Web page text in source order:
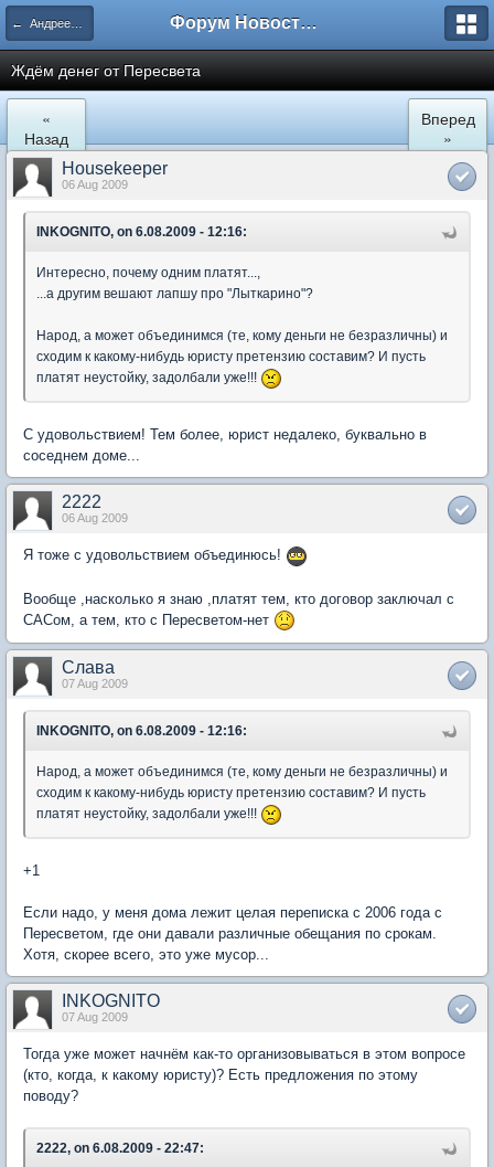
← Андреевка Форум Новостройки
Ждём денег от Пересвета
«
Назад
Вперед
»
Housekeeper
06 Aug 2009
INKOGNITO, on 6.08.2009 - 12:16:
Интересно, почему одним платят...,
...а другим вешают лапшу про "Лыткарино"?
Народ, а может объединимся (те, кому деньги не безразличны) и
сходим к какому-нибудь юристу претензию составим? И пусть
платят неустойку, задолбали уже!!!
С удовольствием! Тем более, юрист недалеко, буквально в
соседнем доме...
2222
06 Aug 2009
Я тоже с удовольствием объединюсь!
Вообще ,насколько я знаю ,платят тем, кто договор заключал с
САСом, а тем, кто с Пересветом-нет
Слава
07 Aug 2009
INKOGNITO, on 6.08.2009 - 12:16:
Народ, а может объединимся (те, кому деньги не безразличны) и
сходим к какому-нибудь юристу претензию составим? И пусть
платят неустойку, задолбали уже!!!
+1
Если надо, у меня дома лежит целая переписка с 2006 года с
Пересветом, где они давали различные обещания по срокам.
Хотя, скорее всего, это уже мусор...
INKOGNITO
07 Aug 2009
Тогда уже может начнём как-то организовываться в этом вопросе
(кто, когда, к какому юристу)? Есть предложения по этому
поводу?
2222, on 6.08.2009 - 22:47: